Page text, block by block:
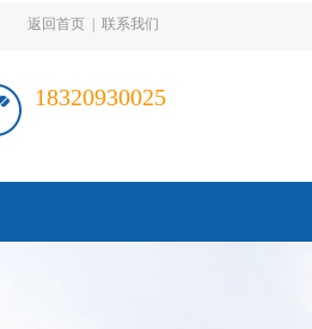
返回首页 联系我们
18320930025